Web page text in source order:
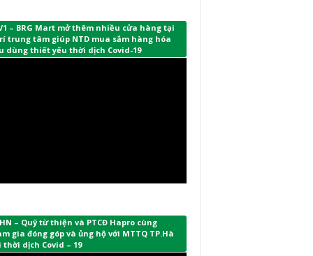
– BRG Mart mở thêm nhiều cửa hàng tại
trung tâm giúp NTD mua sắm hàng hóa
dùng thiết yếu thời dịch Covid-19
– Quỹ từ thiện và PTCĐ Hapro cùng
gia đóng góp và ủng hộ với MTTQ TP.Hà
thời dịch Covid – 19